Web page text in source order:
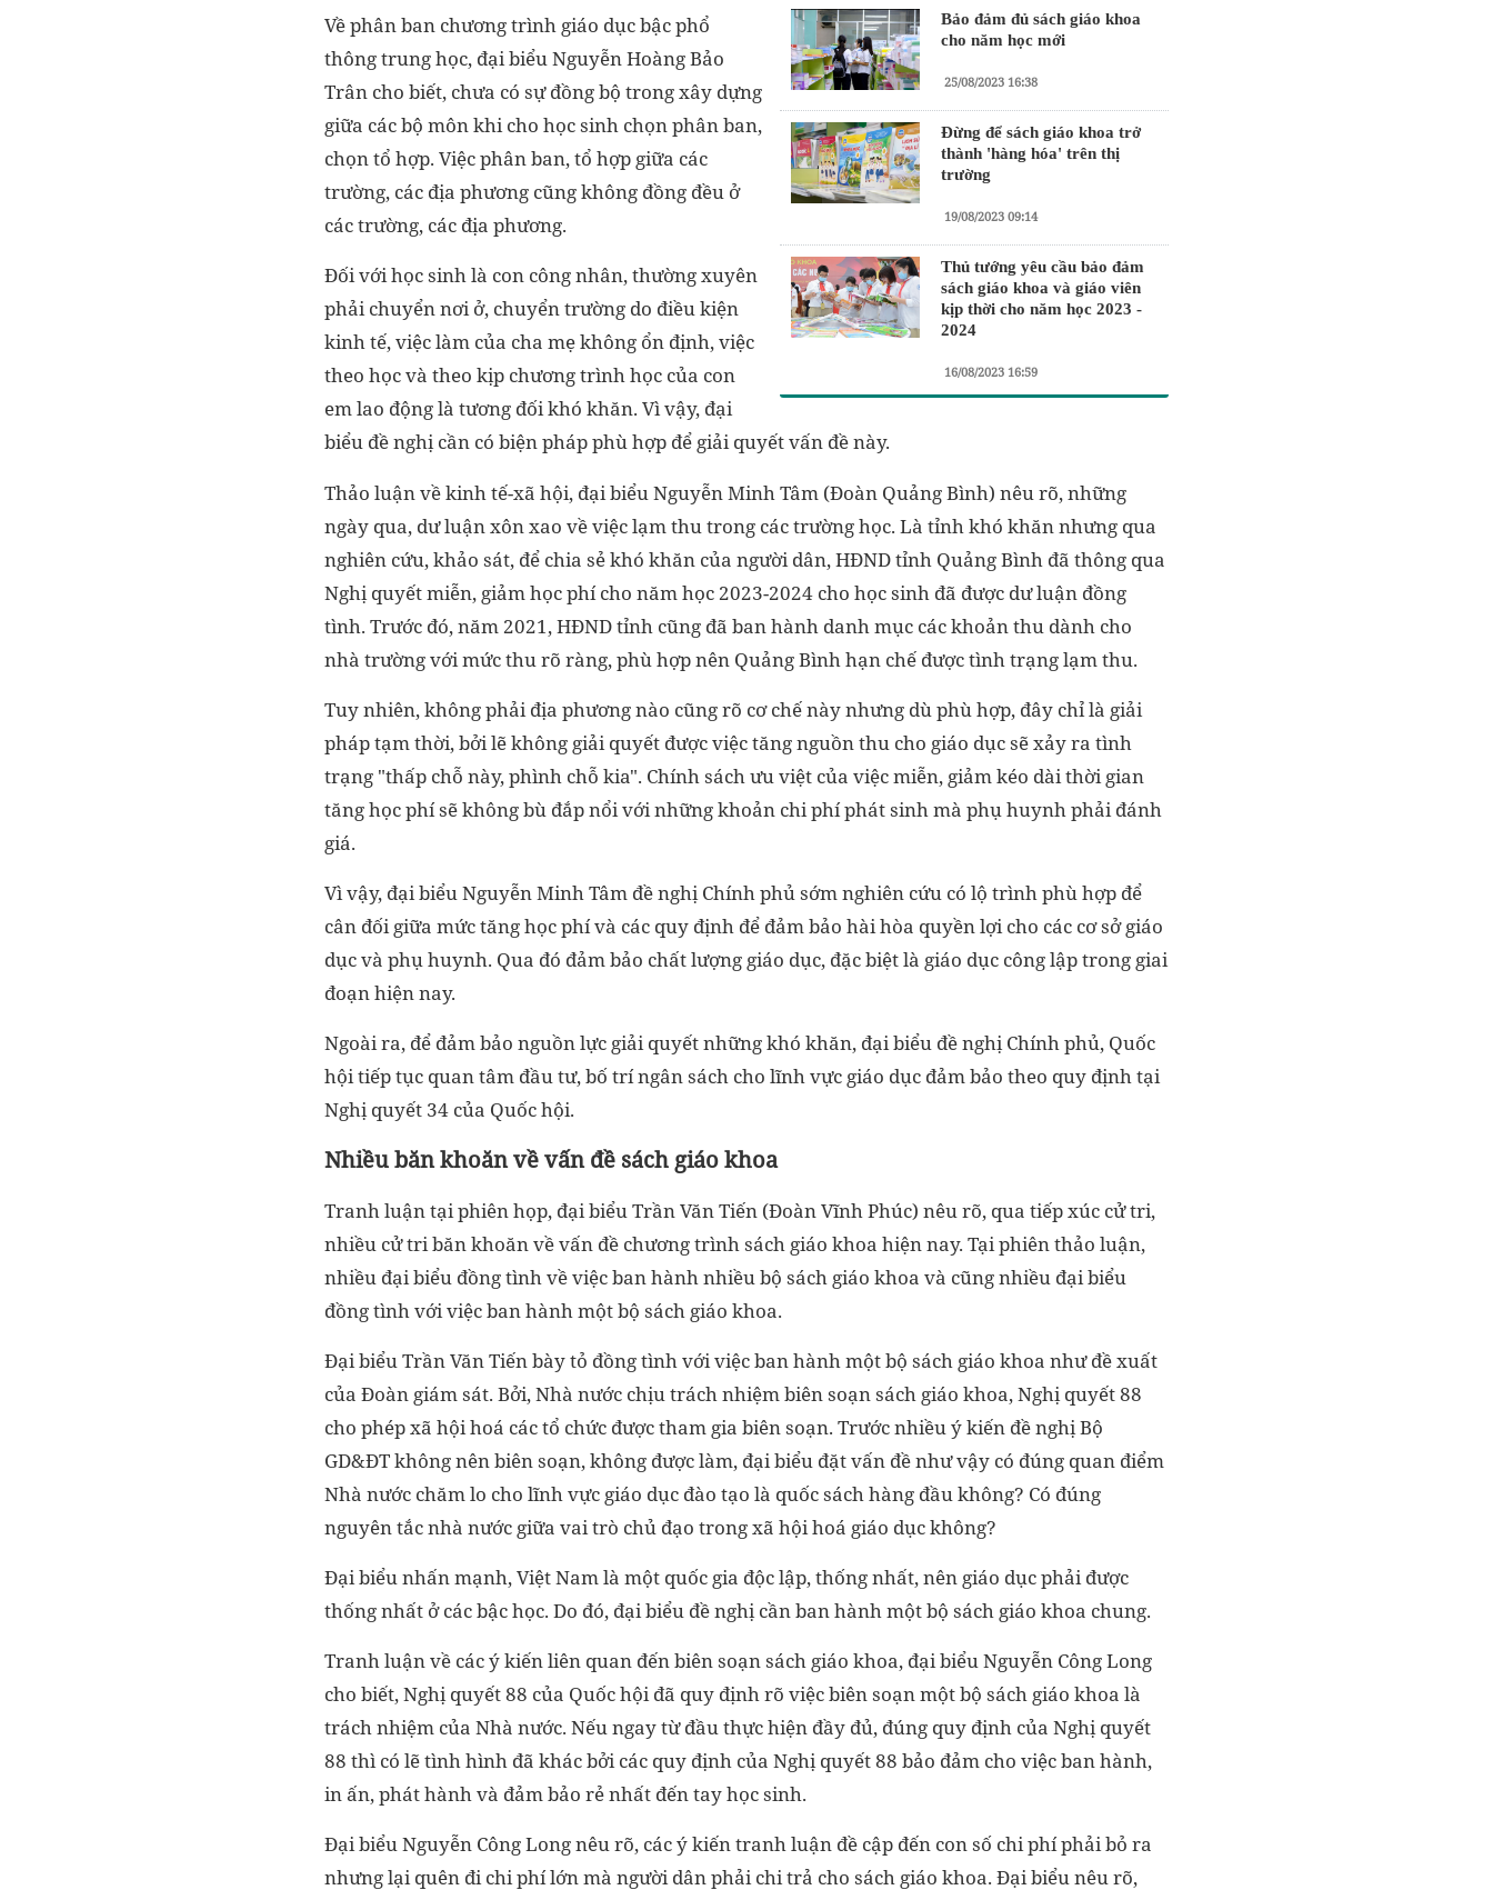
Bảo đảm đủ sách giáo khoa
cho năm học mới
25/08/2023 16:38
Đừng để sách giáo khoa trở
thành 'hàng hóa' trên thị
trường
19/08/2023 09:14
Thủ tướng yêu cầu bảo đảm
sách giáo khoa và giáo viên
kịp thời cho năm học 2023 -
2024
16/08/2023 16:59
Về phân ban chương trình giáo dục bậc phổ
thông trung học, đại biểu Nguyễn Hoàng Bảo
Trân cho biết, chưa có sự đồng bộ trong xây dựng
giữa các bộ môn khi cho học sinh chọn phân ban,
chọn tổ hợp. Việc phân ban, tổ hợp giữa các
trường, các địa phương cũng không đồng đều ở
các trường, các địa phương.
Đối với học sinh là con công nhân, thường xuyên
phải chuyển nơi ở, chuyển trường do điều kiện
kinh tế, việc làm của cha mẹ không ổn định, việc
theo học và theo kịp chương trình học của con
em lao động là tương đối khó khăn. Vì vậy, đại
biểu đề nghị cần có biện pháp phù hợp để giải quyết vấn đề này.
Thảo luận về kinh tế-xã hội, đại biểu Nguyễn Minh Tâm (Đoàn Quảng Bình) nêu rõ, những
ngày qua, dư luận xôn xao về việc lạm thu trong các trường học. Là tỉnh khó khăn nhưng qua
nghiên cứu, khảo sát, để chia sẻ khó khăn của người dân, HĐND tỉnh Quảng Bình đã thông qua
Nghị quyết miễn, giảm học phí cho năm học 2023-2024 cho học sinh đã được dư luận đồng
tình. Trước đó, năm 2021, HĐND tỉnh cũng đã ban hành danh mục các khoản thu dành cho
nhà trường với mức thu rõ ràng, phù hợp nên Quảng Bình hạn chế được tình trạng lạm thu.
Tuy nhiên, không phải địa phương nào cũng rõ cơ chế này nhưng dù phù hợp, đây chỉ là giải
pháp tạm thời, bởi lẽ không giải quyết được việc tăng nguồn thu cho giáo dục sẽ xảy ra tình
trạng "thấp chỗ này, phình chỗ kia". Chính sách ưu việt của việc miễn, giảm kéo dài thời gian
tăng học phí sẽ không bù đắp nổi với những khoản chi phí phát sinh mà phụ huynh phải đánh
giá.
Vì vậy, đại biểu Nguyễn Minh Tâm đề nghị Chính phủ sớm nghiên cứu có lộ trình phù hợp để
cân đối giữa mức tăng học phí và các quy định để đảm bảo hài hòa quyền lợi cho các cơ sở giáo
dục và phụ huynh. Qua đó đảm bảo chất lượng giáo dục, đặc biệt là giáo dục công lập trong giai
đoạn hiện nay.
Ngoài ra, để đảm bảo nguồn lực giải quyết những khó khăn, đại biểu đề nghị Chính phủ, Quốc
hội tiếp tục quan tâm đầu tư, bố trí ngân sách cho lĩnh vực giáo dục đảm bảo theo quy định tại
Nghị quyết 34 của Quốc hội.
Nhiều băn khoăn về vấn đề sách giáo khoa
Tranh luận tại phiên họp, đại biểu Trần Văn Tiến (Đoàn Vĩnh Phúc) nêu rõ, qua tiếp xúc cử tri,
nhiều cử tri băn khoăn về vấn đề chương trình sách giáo khoa hiện nay. Tại phiên thảo luận,
nhiều đại biểu đồng tình về việc ban hành nhiều bộ sách giáo khoa và cũng nhiều đại biểu
đồng tình với việc ban hành một bộ sách giáo khoa.
Đại biểu Trần Văn Tiến bày tỏ đồng tình với việc ban hành một bộ sách giáo khoa như đề xuất
của Đoàn giám sát. Bởi, Nhà nước chịu trách nhiệm biên soạn sách giáo khoa, Nghị quyết 88
cho phép xã hội hoá các tổ chức được tham gia biên soạn. Trước nhiều ý kiến đề nghị Bộ
GD&ĐT không nên biên soạn, không được làm, đại biểu đặt vấn đề như vậy có đúng quan điểm
Nhà nước chăm lo cho lĩnh vực giáo dục đào tạo là quốc sách hàng đầu không? Có đúng
nguyên tắc nhà nước giữa vai trò chủ đạo trong xã hội hoá giáo dục không?
Đại biểu nhấn mạnh, Việt Nam là một quốc gia độc lập, thống nhất, nên giáo dục phải được
thống nhất ở các bậc học. Do đó, đại biểu đề nghị cần ban hành một bộ sách giáo khoa chung.
Tranh luận về các ý kiến liên quan đến biên soạn sách giáo khoa, đại biểu Nguyễn Công Long
cho biết, Nghị quyết 88 của Quốc hội đã quy định rõ việc biên soạn một bộ sách giáo khoa là
trách nhiệm của Nhà nước. Nếu ngay từ đầu thực hiện đầy đủ, đúng quy định của Nghị quyết
88 thì có lẽ tình hình đã khác bởi các quy định của Nghị quyết 88 bảo đảm cho việc ban hành,
in ấn, phát hành và đảm bảo rẻ nhất đến tay học sinh.
Đại biểu Nguyễn Công Long nêu rõ, các ý kiến tranh luận đề cập đến con số chi phí phải bỏ ra
nhưng lại quên đi chi phí lớn mà người dân phải chi trả cho sách giáo khoa. Đại biểu nêu rõ,